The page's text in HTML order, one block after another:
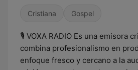
Cristiana Gospel
🎙️ VOXA RADIO Es una emisora
combina profesionalismo en
enfoque fresco y cercano a la